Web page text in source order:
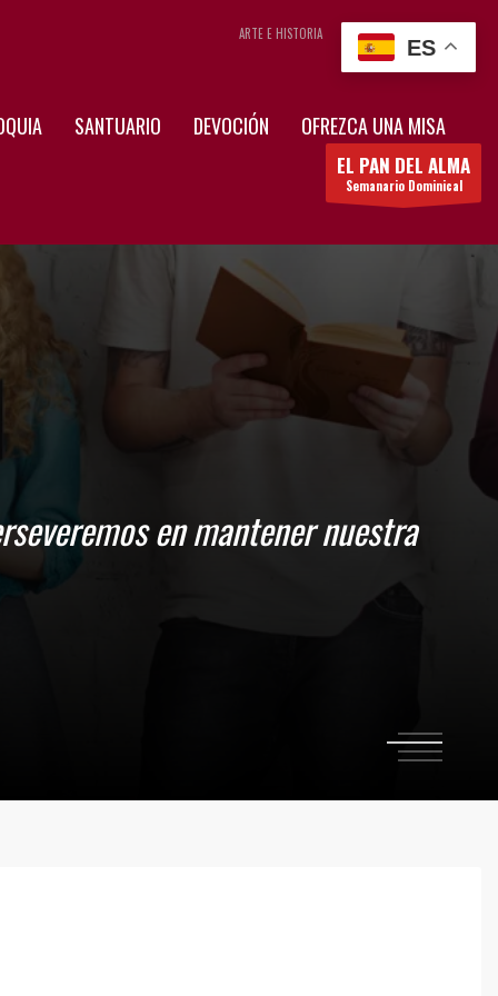
ARTE E HISTORIA CONTÁCTENOS
SANTUARIO DEVOCIÓN OFREZCA UNA MISA
EL PAN DEL ALMA
Semanario Dominical
en mantener nuestra
ES